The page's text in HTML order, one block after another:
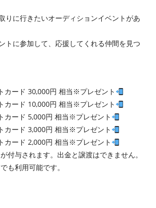
りに行きたいオーディションイベントがあ
トに参加して、応援してくれる仲間を見つ
カード 30,000円 相当※プレゼント
カード 10,000円 相当※プレゼント
カード 5,000円 相当※プレゼント
カード 3,000円 相当※プレゼント
カード 2,000円 相当※プレゼント
付与されます。出金と譲渡はできません。
も利用可能です。